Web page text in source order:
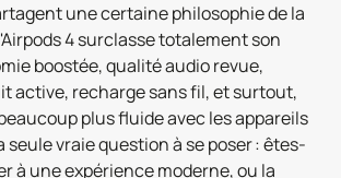
une certaine philosophie de la
4 surclasse totalement son
boostée, qualité audio revue,
active, recharge sans fil, et surtout,
plus fluide avec les appareils
seule vraie question à se poser : êtes-
à une expérience moderne, ou la